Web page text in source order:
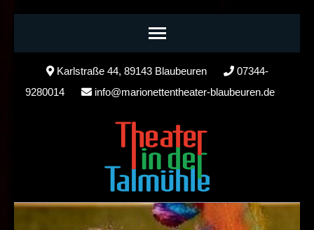
Karlstraße 44, 89143 Blaubeuren
07344-
9280014
info@marionettentheater-blaubeuren.de